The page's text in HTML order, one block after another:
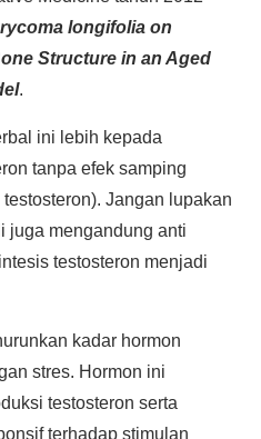
longifolia on
Structure in an Aged
.
ini lebih kepada
tanpa efek samping
Jangan lupakan
juga mengandung anti
testosteron menjadi
kadar hormon
stres. Hormon ini
testosteron serta
terhadap stimulan